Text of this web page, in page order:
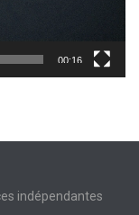
00:16
indépendantes